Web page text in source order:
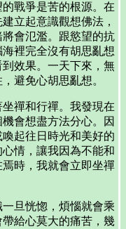
戰爭是苦的根源。在
立起意識觀想佛法，
會氾濫。跟慾望的抗
裡完全沒有胡思亂想
效果。一天下來，無
避免心胡思亂想。
禪和行禪。我發現在
會想盡方法分心。因
起往日時光和美好的
情，讓我因為不能和
時，我就會立即坐禪
旦恍惚，煩惱就會乘
給心莫大的痛苦，幾